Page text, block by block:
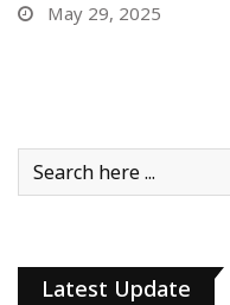
May 29, 2025
Latest Update